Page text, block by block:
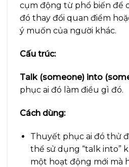
cụm động từ phổ biến để
đó thay đổi quan điểm
ý muốn của người khác.
Cấu trúc:
Talk (someone) into
phục ai đó làm điều gì đó.
Cách dùng:
Thuyết phục ai đó thử
thể sử dụng “talk into”
một hoạt động mới mà